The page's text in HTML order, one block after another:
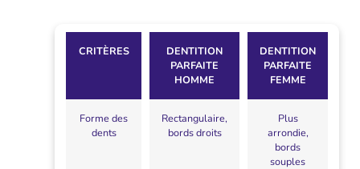
CRITÈRES
DENTITION
PARFAITE
HOMME
DENTITION
PARFAITE
FEMME
Forme des
dents
Rectangulaire,
bords droits
Plus
arrondie,
bords
souples